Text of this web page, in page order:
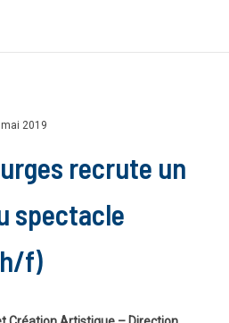
2019
recrute un
spectacle
f)